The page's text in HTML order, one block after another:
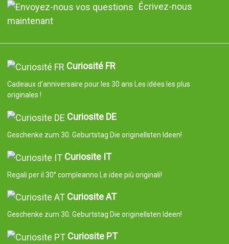
Écrivez-nous
maintenant
Curiosité FR
Cadeaux d'anniversaire pour les 30 ans Les idées les plus
originales !
Curiosite DE
Geschenke zum 30. Geburtstag Die originellsten Ideen!
Curiosite IT
Regali per il 30° compleanno Le idee più originali!
Curiosite AT
Geschenke zum 30. Geburtstag Die originellsten Ideen!
Curiosite PT